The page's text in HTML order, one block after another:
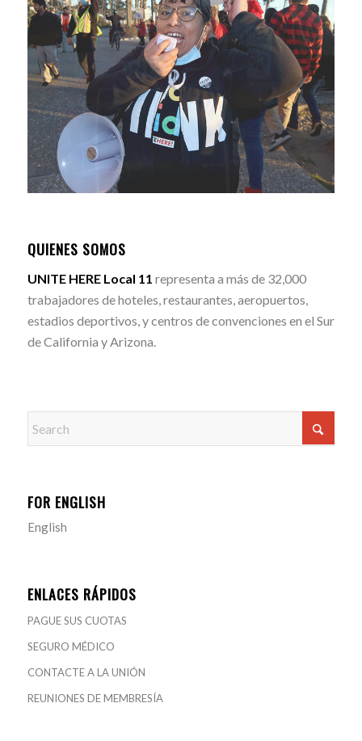
QUIENES SOMOS
UNITE HERE Local 11 representa a más de 32,000
trabajadores de hoteles, restaurantes, aeropuertos,
estadios deportivos, y centros de convenciones en el Sur
de California y Arizona.
FOR ENGLISH
English
ENLACES RÁPIDOS
PAGUE SUS CUOTAS
SEGURO MÉDICO
CONTACTE A LA UNIÓN
REUNIONES DE MEMBRESÍA